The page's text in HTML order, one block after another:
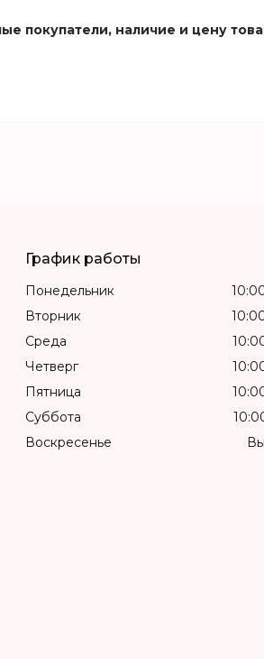
покупатели, наличие и цену
График работы
Понедельник
Вторник
Среда
Четверг
Пятница
Суббота
Воскресенье